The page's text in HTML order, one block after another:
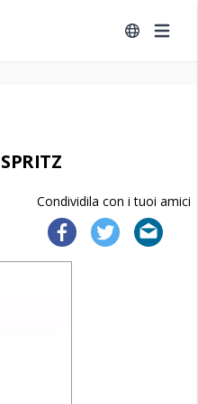
Condividila con i tuoi amici